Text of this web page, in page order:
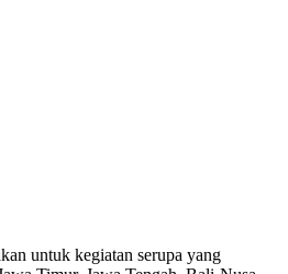
untuk kegiatan serupa yang